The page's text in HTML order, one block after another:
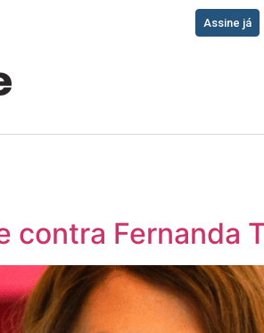
Assine já
contra Fernanda